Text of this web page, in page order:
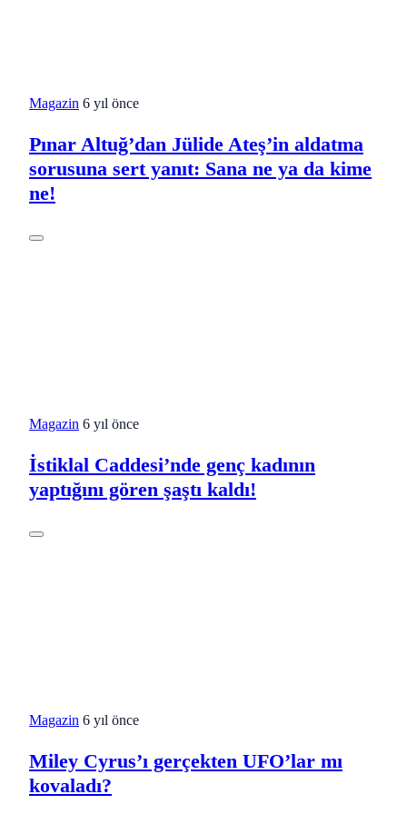
Magazin 6 yıl önce
Pınar Altuğ’dan Jülide Ateş’in aldatma
sorusuna sert yanıt: Sana ne ya da kime
ne!
Magazin 6 yıl önce
İstiklal Caddesi’nde genç kadının
yaptığını gören şaştı kaldı!
Magazin 6 yıl önce
Miley Cyrus’ı gerçekten UFO’lar mı
kovaladı?